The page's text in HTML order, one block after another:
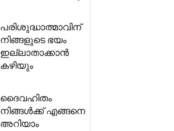
പരിശുദ്ധാത്മാവിന്
നിങ്ങളുടെ ഭയം
ഇല്ലാതാക്കാൻ
കഴിയും
ദൈവഹിതം
നിങ്ങൾക്ക് എങ്ങനെ
അറിയാം